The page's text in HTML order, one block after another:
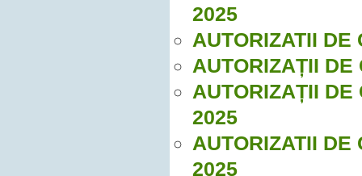
2025
AUTORIZATII DE
AUTORIZAȚII DE
AUTORIZAȚII DE
2025
AUTORIZATII DE
2025